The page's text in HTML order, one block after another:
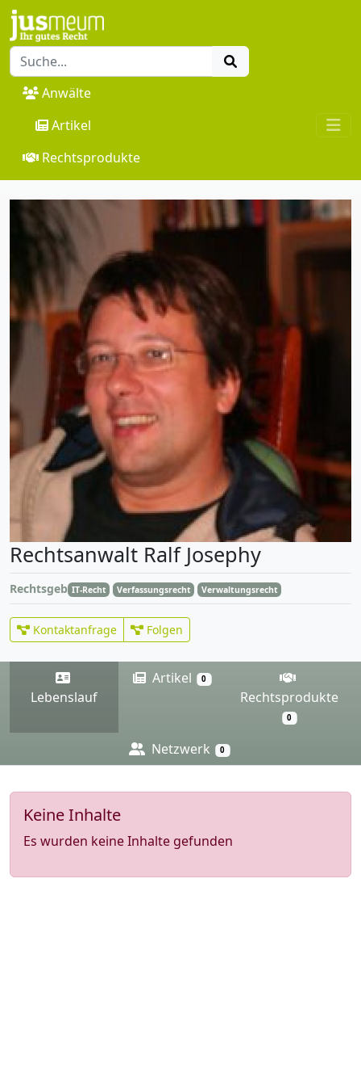
Anwälte
Artikel
Rechtsprodukte
Rechtsanwalt Ralf Josephy
RechtsgebieteIT-Recht Verfassungsrecht Verwaltungsrecht
Kontaktanfrage Folgen
Lebenslauf
Artikel 0
Rechtsprodukte
0
Netzwerk 0
Keine Inhalte
Es wurden keine Inhalte gefunden